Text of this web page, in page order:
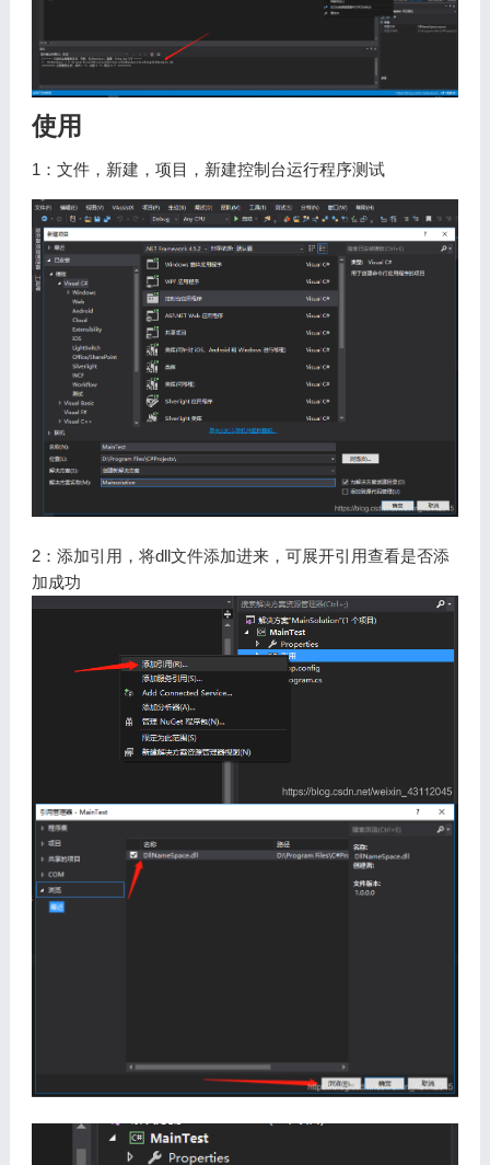
使用
1：文件，新建，项目，新建控制台运行程序测试
2：添加引用，将dll文件添加进来，可展开引用查看是否添
加成功